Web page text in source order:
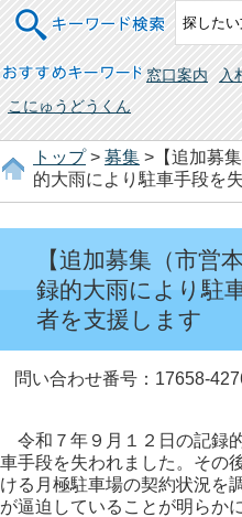
キーワード検索
おすすめキーワード 窓口案内 入
こにゅうどうくん
トップ> 募集 >【追加募
的大雨により駐車手段を
【追加募集（市営
録的大雨により駐
者を支援します
問い合わせ番号：17658-
令和７年９月１２日の記録
車手段を失われました。その
ける月極駐車場の契約状況を
が逼迫していることが明らか